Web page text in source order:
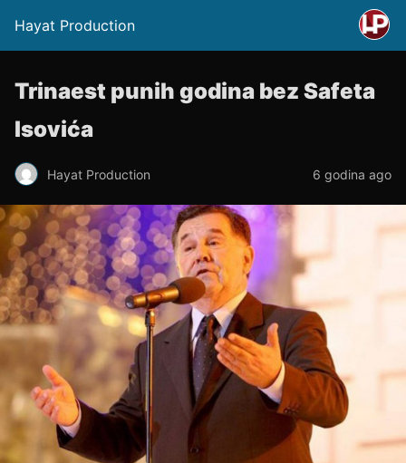
Hayat Production
Trinaest punih godina bez Safeta
Isovića
Hayat Production 6 godina ago